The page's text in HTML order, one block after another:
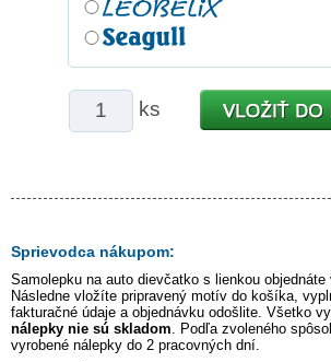
ks
Sprievodca nákupom:
Samolepku na auto dievčatko s lienkou objednáte
Následne vložíte pripravený motív do košíka,
fakturačné údaje a objednávku odošlite. Všetko
nálepky nie sú skladom . Podľa zvoleného
vyrobené nálepky do 2 pracovných dní.